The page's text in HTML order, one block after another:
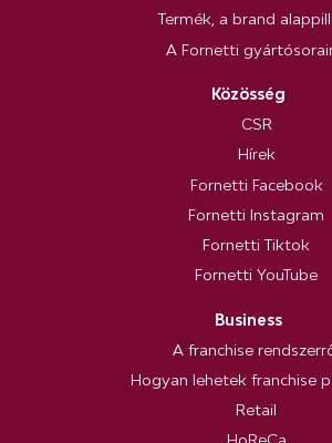
Termék, a brand
A Fornetti
Közösség
CSR
Hírek
Fornetti Facebook
Fornetti Instagram
Fornetti Tiktok
Fornetti YouTube
Business
A franchise
Hogyan lehetek franchise
Retail